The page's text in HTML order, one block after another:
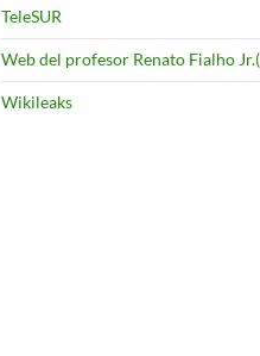
TeleSUR
Web del profesor Renato Fialho
Wikileaks